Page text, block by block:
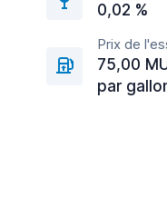
0,02 %
Prix de
75,00
par